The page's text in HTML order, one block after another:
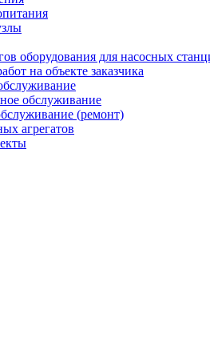
оборудования для насосных
на объекте заказчика
обслуживание
(ремонт)
агрегатов